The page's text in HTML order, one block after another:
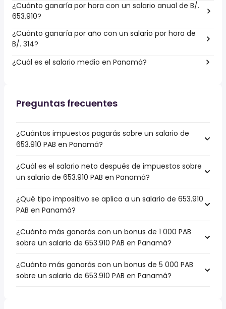
¿Cuánto ganaría por hora con un salario anual de B/.
653,910?
¿Cuánto ganaría por año con un salario por hora de
B/. 314?
¿Cuál es el salario medio en Panamá?
Preguntas frecuentes
¿Cuántos impuestos pagarás sobre un salario de
653.910 PAB en Panamá?
¿Cuál es el salario neto después de impuestos sobre
un salario de 653.910 PAB en Panamá?
¿Qué tipo impositivo se aplica a un salario de 653.910
PAB en Panamá?
¿Cuánto más ganarás con un bonus de 1 000 PAB
sobre un salario de 653.910 PAB en Panamá?
¿Cuánto más ganarás con un bonus de 5 000 PAB
sobre un salario de 653.910 PAB en Panamá?